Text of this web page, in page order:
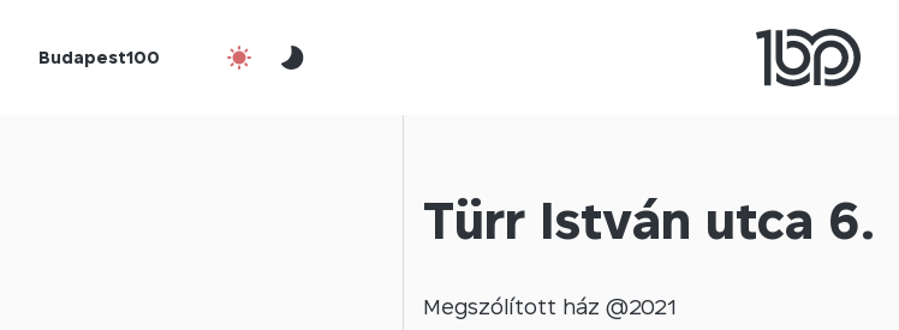
Budapest100
Türr István utca 6.
Megszólított ház @2021